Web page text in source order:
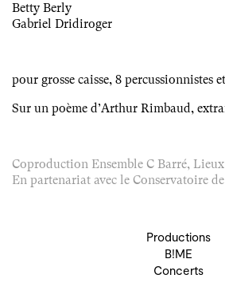
Betty Berly
Gabriel Dridiroger
pour grosse caisse, 8 percussionnistes
Sur un poème d’Arthur Rimbaud,
Coproduction Ensemble C Barré,
En partenariat avec le Conservatoire
Productions
B!ME
Concerts